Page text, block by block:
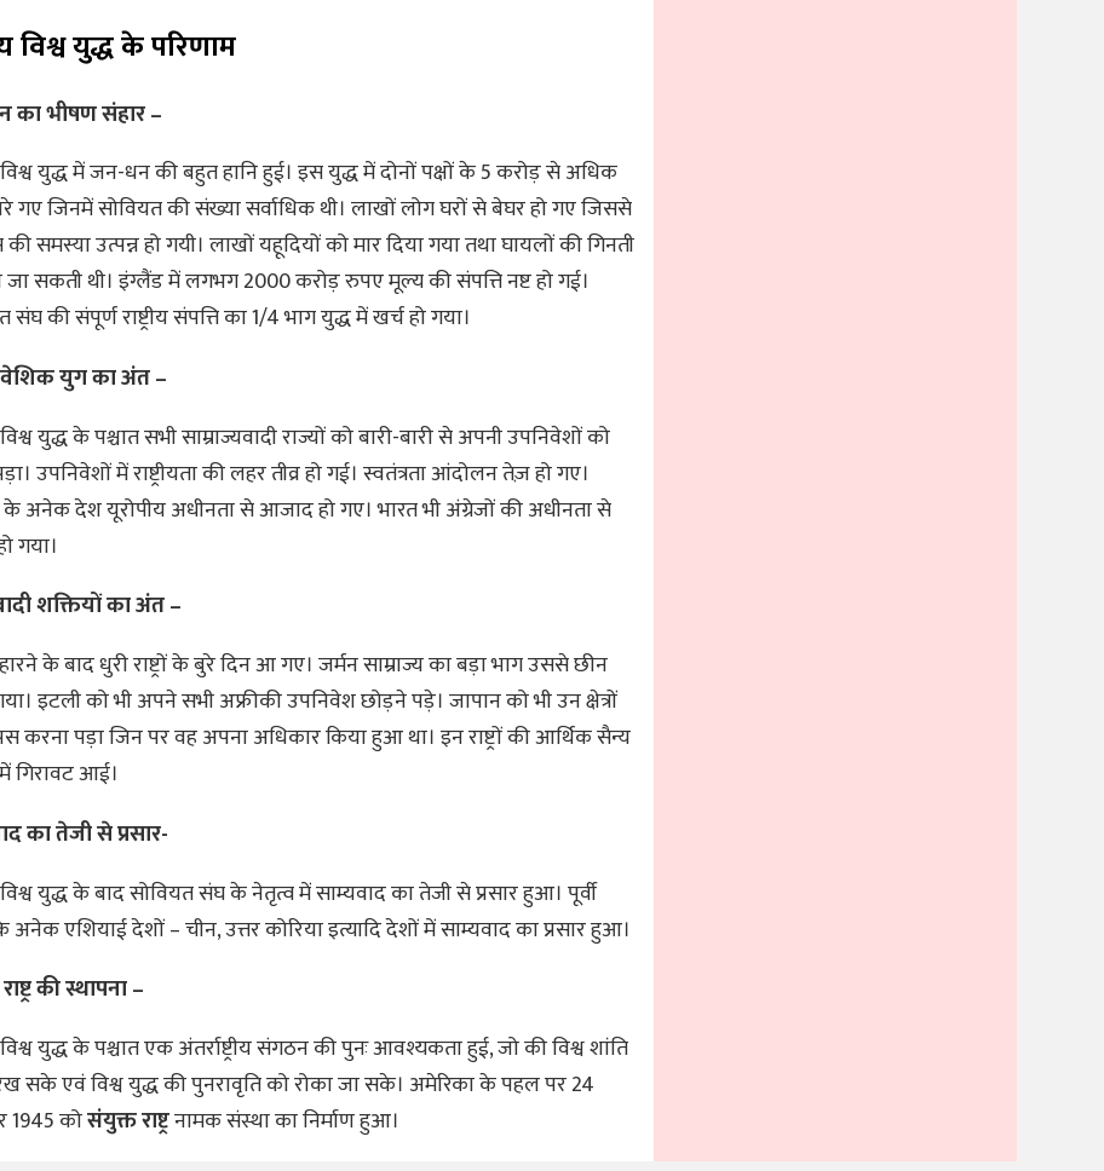
विश्व युद्ध के परिणाम
का भीषण संहार –
विश्व युद्ध में जन-धन की बहुत हानि हुई। इस युद्ध में दोनों पक्षों के 5 करोड़ से अधिक
गए जिनमें सोवियत की संख्या सर्वाधिक थी। लाखों लोग घरों से बेघर हो गए जिससे
की समस्या उत्पन्न हो गयी। लाखों यहूदियों को मार दिया गया तथा घायलों की गिनती
जा सकती थी। इंग्लैंड में लगभग 2000 करोड़ रुपए मूल्य की संपत्ति नष्ट हो गई।
संघ की संपूर्ण राष्ट्रीय संपत्ति का 1/4 भाग युद्ध में खर्च हो गया।
युग का अंत –
विश्व युद्ध के पश्चात सभी साम्राज्यवादी राज्यों को बारी-बारी से अपनी उपनिवेशों को
उपनिवेशों में राष्ट्रीयता की लहर तीव्र हो गई। स्वतंत्रता आंदोलन तेज़ हो गए।
अनेक देश यूरोपीय अधीनता से आजाद हो गए। भारत भी अंग्रेजों की अधीनता से
गया।
शक्तियों का अंत –
के बाद धुरी राष्ट्रों के बुरे दिन आ गए। जर्मन साम्राज्य का बड़ा भाग उससे छीन
इटली को भी अपने सभी अफ्रीकी उपनिवेश छोड़ने पड़े। जापान को भी उन क्षेत्रों
करना पड़ा जिन पर वह अपना अधिकार किया हुआ था। इन राष्ट्रों की आर्थिक सैन्य
गिरावट आई।
का तेजी से प्रसार-
विश्व युद्ध के बाद सोवियत संघ के नेतृत्व में साम्यवाद का तेजी से प्रसार हुआ। पूर्वी
अनेक एशियाई देशों – चीन, उत्तर कोरिया इत्यादि देशों में साम्यवाद का प्रसार हुआ।
की स्थापना –
विश्व युद्ध के पश्चात एक अंतर्राष्ट्रीय संगठन की पुनः आवश्यकता हुई, जो की विश्व शांति
सके एवं विश्व युद्ध की पुनरावृति को रोका जा सके। अमेरिका के पहल पर 24
1945 कोसंयुक्त राष्ट्रनामक संस्था का निर्माण हुआ।